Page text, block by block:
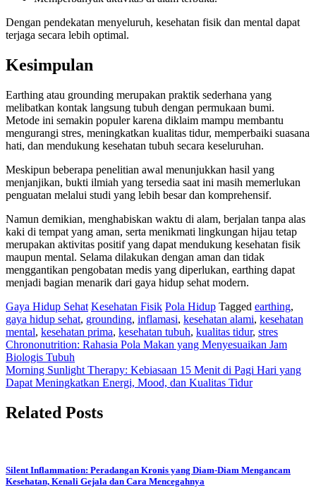
Dengan pendekatan menyeluruh, kesehatan fisik dan mental dapat
terjaga secara lebih optimal.
Kesimpulan
Earthing atau grounding merupakan praktik sederhana yang
melibatkan kontak langsung tubuh dengan permukaan bumi.
Metode ini semakin populer karena diklaim mampu membantu
mengurangi stres, meningkatkan kualitas tidur, memperbaiki suasana
hati, dan mendukung kesehatan tubuh secara keseluruhan.
Meskipun beberapa penelitian awal menunjukkan hasil yang
menjanjikan, bukti ilmiah yang tersedia saat ini masih memerlukan
penguatan melalui studi yang lebih besar dan komprehensif.
Namun demikian, menghabiskan waktu di alam, berjalan tanpa alas
kaki di tempat yang aman, serta menikmati lingkungan hijau tetap
merupakan aktivitas positif yang dapat mendukung kesehatan fisik
maupun mental. Selama dilakukan dengan aman dan tidak
menggantikan pengobatan medis yang diperlukan, earthing dapat
menjadi bagian menarik dari gaya hidup sehat modern.
Gaya Hidup Sehat Kesehatan Fisik Pola Hidup Tagged earthing,
gaya hidup sehat, grounding, inflamasi, kesehatan alami, kesehatan
mental, kesehatan prima, kesehatan tubuh, kualitas tidur, stres
Navigasi
pos
Chrononutrition: Rahasia Pola Makan yang Menyesuaikan Jam
Biologis Tubuh
Morning Sunlight Therapy: Kebiasaan 15 Menit di Pagi Hari yang
Dapat Meningkatkan Energi, Mood, dan Kualitas Tidur
Related Posts
Silent Inflammation: Peradangan Kronis yang Diam-Diam Mengancam
Kesehatan, Kenali Gejala dan Cara Mencegahnya